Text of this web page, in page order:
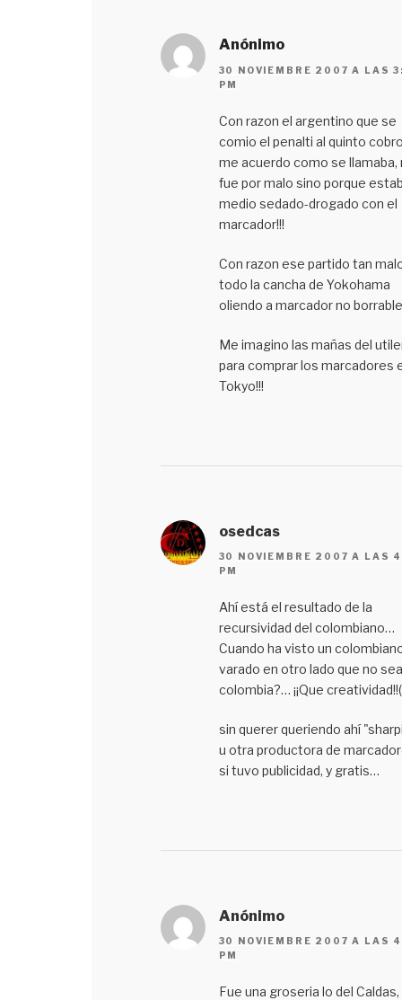
Anónimo
30 NOVIEMBRE 2007 A LAS
PM
Con razon el argentino que se
comio el penalti al quinto
me acuerdo como se llamaba,
fue por malo sino porque
medio sedado-drogado con el
marcador!!!
Con razon ese partido tan
todo la cancha de Yokohama
oliendo a marcador no
Me imagino las mañas del
para comprar los marcadores
Tokyo!!!
osedcas
30 NOVIEMBRE 2007 A LAS
PM
Ahí está el resultado de la
recursividad del colombiano…
Cuando ha visto un
varado en otro lado que no sea
colombia?… ¡¡Que
sin querer queriendo ahí
u otra productora de
si tuvo publicidad, y gratis…
Anónimo
30 NOVIEMBRE 2007 A LAS
PM
Fue una groseria lo del Caldas,